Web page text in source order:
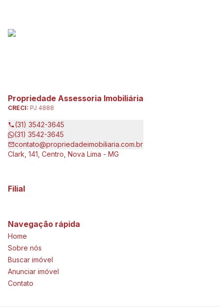
Propriedade Assessoria Imobiliária
CRECI: PJ 4888
(31) 3542-3645
(31) 3542-3645
contato@propriedadeimobiliaria.com.br
Clark, 141, Centro, Nova Lima - MG
Filial
Navegação rápida
Home
Sobre nós
Buscar imóvel
Anunciar imóvel
Contato